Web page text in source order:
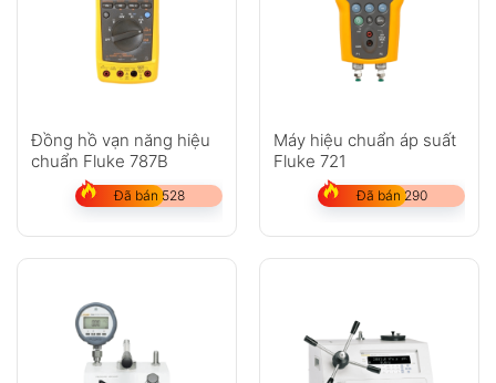
Đồng hồ vạn năng hiệu
chuẩn Fluke 787B
Đã bán 528
Máy hiệu chuẩn áp suất
Fluke 721
Đã bán 290